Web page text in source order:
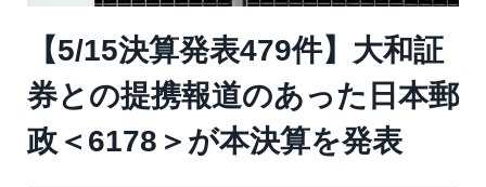
【5/15決算発表479件】大和証
券との提携報道のあった日本郵
政＜6178＞が本決算を発表